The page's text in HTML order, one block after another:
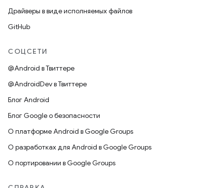
Драйверы в виде исполняемых файлов
GitHub
СОЦСЕТИ
@Android в Твиттере
@AndroidDev в Твиттере
Блог Android
Блог Google о безопасности
О платформе Android в Google Groups
О разработках для Android в Google Groups
О портировании в Google Groups